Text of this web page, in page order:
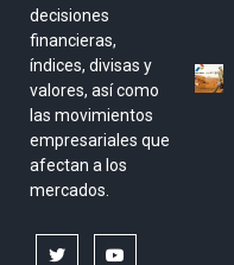
decisiones
financieras,
índices, divisas y
valores, así como
las movimientos
empresariales que
afectan a los
mercados.
twitter